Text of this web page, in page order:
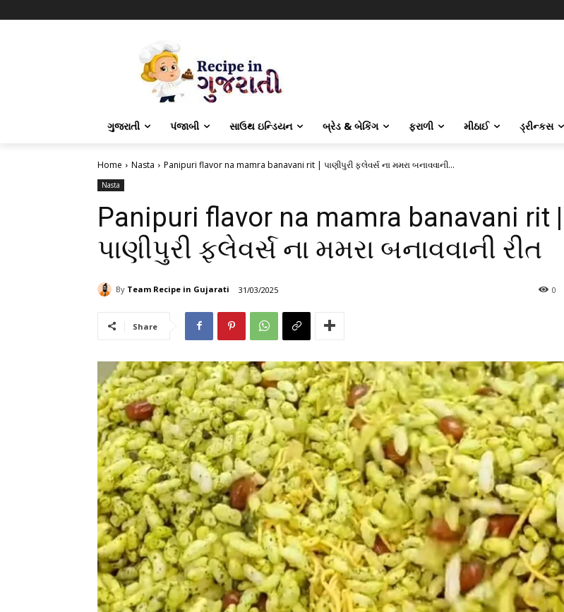
ગુજરાતી પંજાબી સાઉથ ઇન્ડિયન બ્રેડ & બેકિંગ ફરાળી મીઠાઈ ડ્રીન્કસ
Home Nasta Panipuri flavor na mamra banavani rit | પાણીપુરી ફ્લેવર્સ ના મમરા બનાવવાની...
Nasta
Panipuri flavor na mamra banavani rit |
પાણીપુરી ફ્લેવર્સ ના મમરા બનાવવાની રીત
By Team Recipe in Gujarati 31/03/2025 0
Share